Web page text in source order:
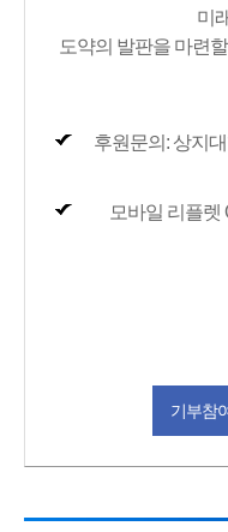
미
도약의 발판을 마련
후원문의: 상지
모바일 리플렛
기부참